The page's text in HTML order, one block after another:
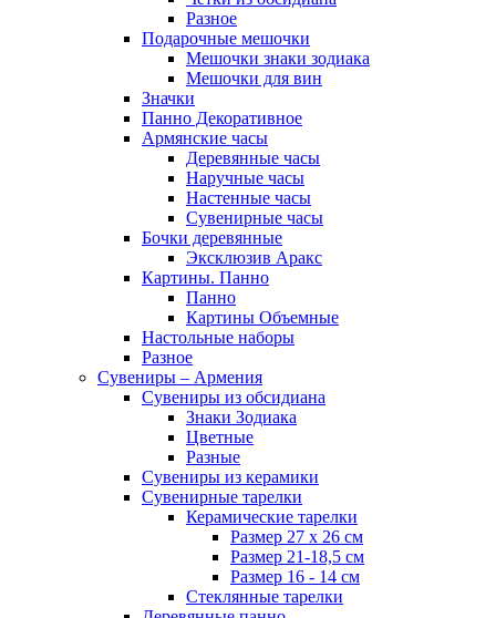
Разное
Подарочные мешочки
Мешочки знаки зодиака
Мешочки для вин
Значки
Панно Декоративное
Армянские часы
Деревянные часы
Наручные часы
Настенные часы
Сувенирные часы
Бочки деревянные
Эксклюзив Аракс
Картины. Панно
Панно
Картины Объемные
Настольные наборы
Разное
Сувениры – Армения
Сувениры из обсидиана
Знаки Зодиака
Цветные
Разные
Сувениры из керамики
Сувенирные тарелки
Керамические тарелки
Размер 27 х 26 см
Размер 21-18,5 см
Размер 16 - 14 см
Стеклянные тарелки